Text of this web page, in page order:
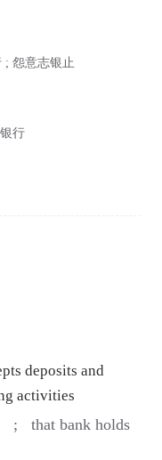
; 怨意志银止
行
deposits and
activities
;
that bank holds